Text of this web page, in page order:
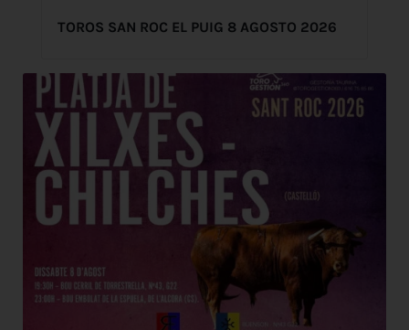
TOROS SAN ROC EL PUIG 8 AGOSTO 2026